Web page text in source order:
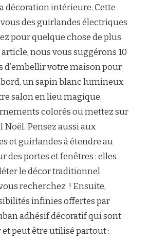
décoration intérieure. Cette
des guirlandes électriques
pour quelque chose de plus
nous vous suggérons 10
d’embellir votre maison pour
un sapin blanc lumineux
salon en lieu magique.
colorés ou mettez sur
Pensez aussi aux
et guirlandes à étendre au
des portes et fenêtres : elles
le décor traditionnel
recherchez ! Ensuite,
infinies offertes par
adhésif décoratif qui sont
peut être utilisé partout :